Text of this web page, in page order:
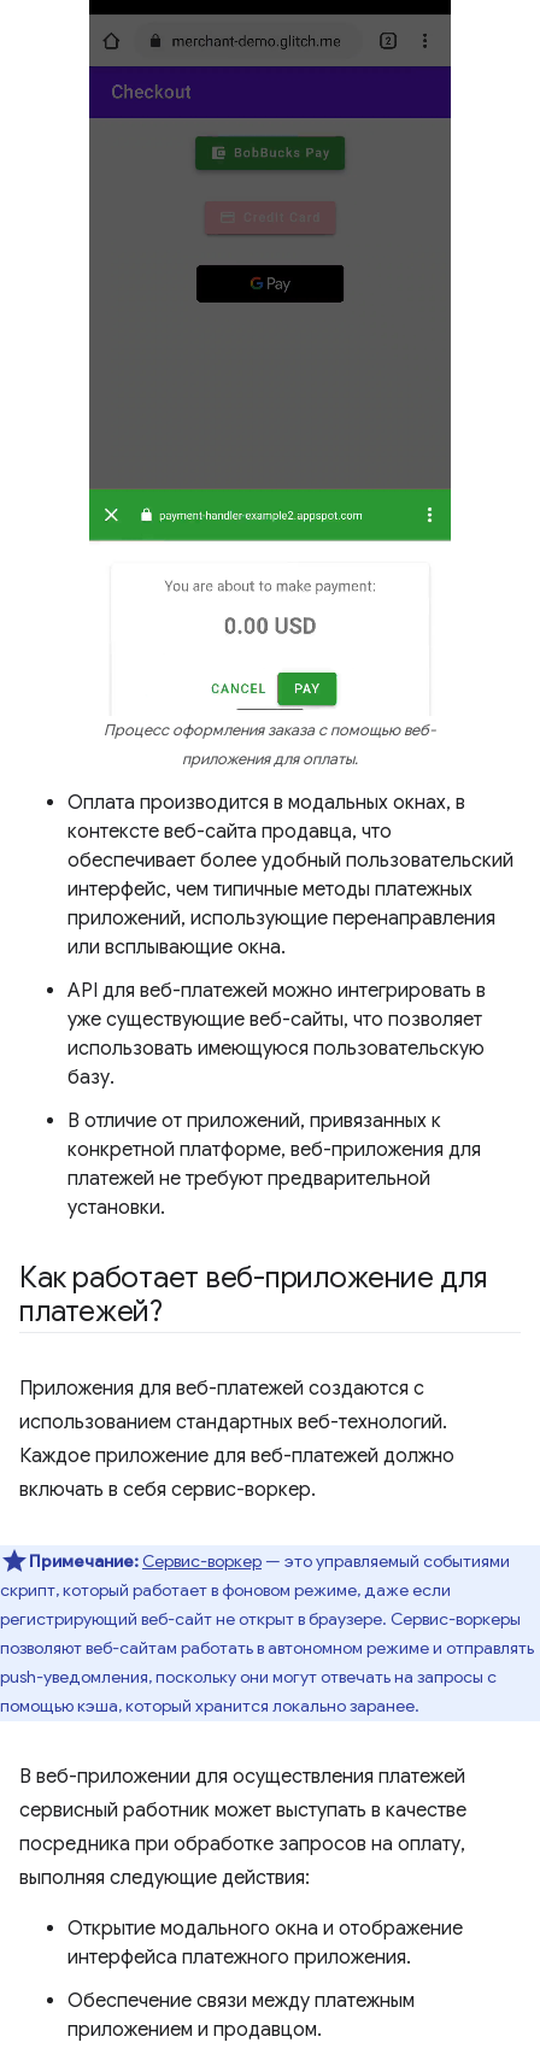
Процесс оформления заказа с помощью веб-
приложения для оплаты.
Оплата производится в модальных окнах, в
контексте веб-сайта продавца, что
обеспечивает более удобный пользовательский
интерфейс, чем типичные методы платежных
приложений, использующие перенаправления
или всплывающие окна.
API для веб-платежей можно интегрировать в
уже существующие веб-сайты, что позволяет
использовать имеющуюся пользовательскую
базу.
В отличие от приложений, привязанных к
конкретной платформе, веб-приложения для
платежей не требуют предварительной
установки.
Как работает веб-приложение для
платежей?
Приложения для веб-платежей создаются с
использованием стандартных веб-технологий.
Каждое приложение для веб-платежей должно
включать в себя сервис-воркер.
Примечание: Сервис-воркер — это управляемый событиями
скрипт, который работает в фоновом режиме, даже если
регистрирующий веб-сайт не открыт в браузере. Сервис-воркеры
позволяют веб-сайтам работать в автономном режиме и отправлять
push-уведомления, поскольку они могут отвечать на запросы с
помощью кэша, который хранится локально заранее.
В веб-приложении для осуществления платежей
сервисный работник может выступать в качестве
посредника при обработке запросов на оплату,
выполняя следующие действия:
Открытие модального окна и отображение
интерфейса платежного приложения.
Обеспечение связи между платежным
приложением и продавцом.